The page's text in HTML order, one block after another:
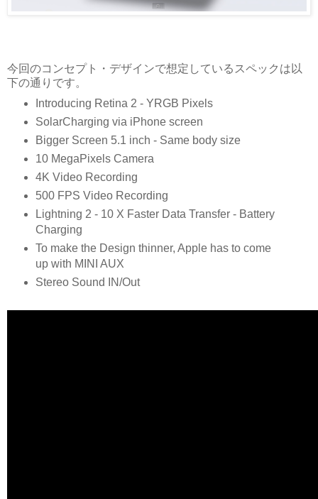
今回のコンセプト・デザインで想定しているスペックは以
下の通りです。
Introducing Retina 2 - YRGB Pixels
SolarCharging via iPhone screen
Bigger Screen 5.1 inch - Same body size
10 MegaPixels Camera
4K Video Recording
500 FPS Video Recording
Lightning 2 - 10 X Faster Data Transfer - Battery
Charging
To make the Design thinner, Apple has to come
up with MINI AUX
Stereo Sound IN/Out